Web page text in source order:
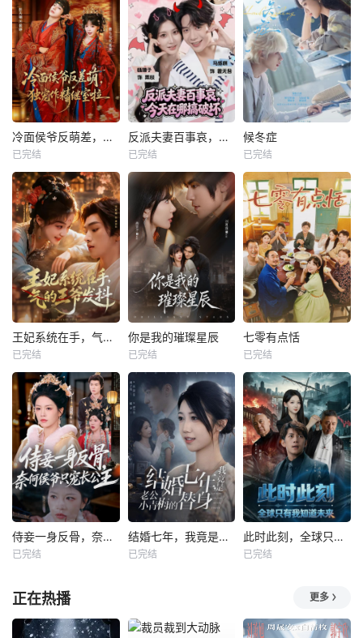
冷面侯爷反萌差，独宠作精继室啦
已完结
反派夫妻百事哀，今天在哪搞破坏
已完结
候冬症
已完结
王妃系统在手，气的王爷发抖
已完结
你是我的璀璨星辰
已完结
七零有点恬
已完结
侍妾一身反骨，奈何侯爷只宠长公主
已完结
结婚七年，我竟是老公小青梅的替身
已完结
此时此刻，全球只有我知道未来
已完结
正在热播 更多